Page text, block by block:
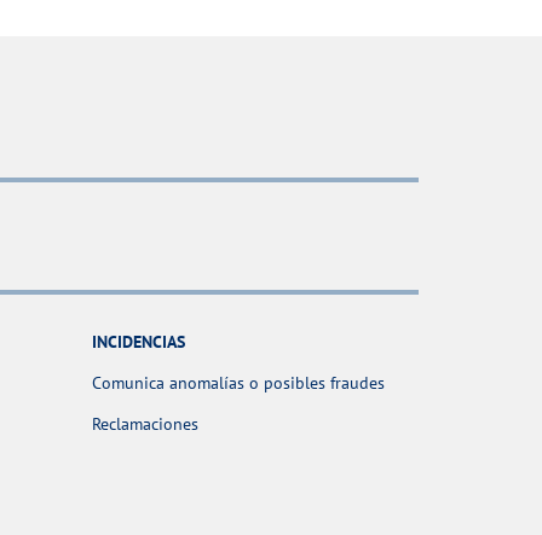
INCIDENCIAS
Comunica anomalías o posibles fraudes
Reclamaciones